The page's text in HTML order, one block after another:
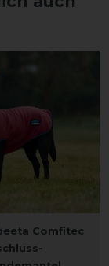
Comfitec